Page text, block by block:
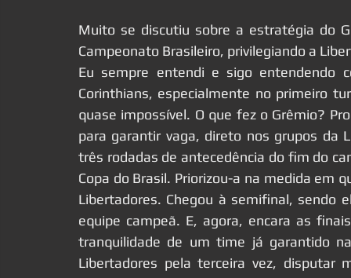
Muito se discutiu sobre a estratégia do
Campeonato Brasileiro, privilegiando a
Eu sempre entendi e sigo entendendo
Corinthians, especialmente no primeiro
quase impossível. O que fez o Grêmio?
para garantir vaga, direto nos grupos da
três rodadas de antecedência do fim do
Copa do Brasil. Priorizou-a na medida em
Libertadores. Chegou à semifinal, sendo
equipe campeã. E, agora, encara as
tranquilidade de um time já garantido
Libertadores pela terceira vez,